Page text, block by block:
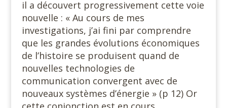
il a découvert progressivement cette voie
nouvelle : « Au cours de mes
investigations, j’ai fini par comprendre
que les grandes évolutions économiques
de l’histoire se produisent quand de
nouvelles technologies de
communication convergent avec de
nouveaux systèmes d’énergie » (p 12) Or